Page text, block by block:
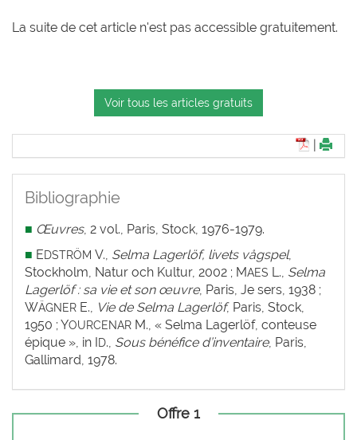
La suite de cet article n'est pas accessible gratuitement.
Voir tous les articles gratuits
Bibliographie
■ Œuvres, 2 vol., Paris, Stock, 1976-1979.
■ EDSTRÖM V., Selma Lagerlöf, livets vågspel,
Stockholm, Natur och Kultur, 2002 ; MAES L., Selma
Lagerlöf : sa vie et son œuvre, Paris, Je sers, 1938 ;
WÄGNER E., Vie de Selma Lagerlöf, Paris, Stock,
1950 ; YOURCENAR M., « Selma Lagerlöf, conteuse
épique », in ID., Sous bénéfice d’inventaire, Paris,
Gallimard, 1978.
Offre 1